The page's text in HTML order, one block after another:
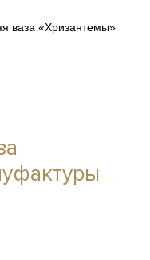
ваза «Хризантемы»